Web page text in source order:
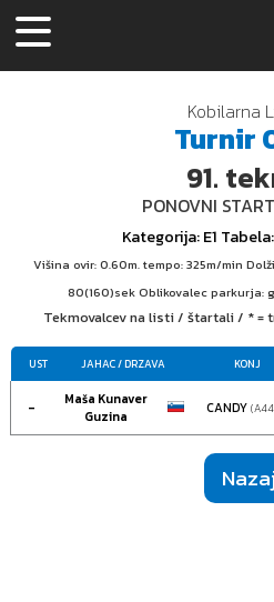
Kobilarna
Turnir
91.
PONOVNI
Kategorija: E1 Tabela
Višina ovir: 0.60m. tempo: 325m/min
80(160)sek Oblikovalec parkurja:
Tekmovalcev na listi / štartali / * =
UST JAHAC/ DRZAVA KONJ
-
Maša Kunaver
Guzina
CANDY